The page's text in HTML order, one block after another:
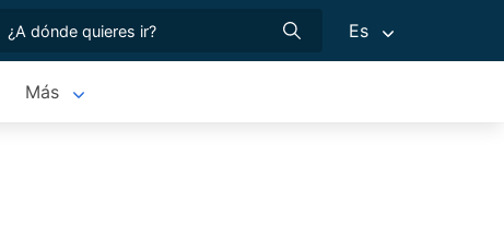
Es
Más